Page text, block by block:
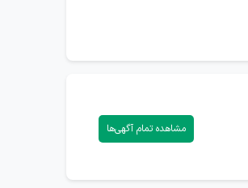
مشاهده تمام آگهی‌ها